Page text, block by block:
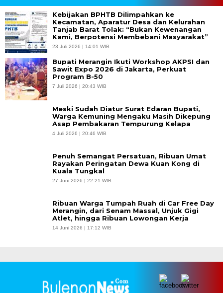
Kebijakan BPHTB Dilimpahkan ke
Kecamatan, Aparatur Desa dan Kelurahan
Tanjab Barat Tolak: “Bukan Kewenangan
Kami, Berpotensi Membebani Masyarakat”
23 Juli 2026 | 14:01 WIB
Bupati Merangin Ikuti Workshop AKPSI dan
Sawit Expo 2026 di Jakarta, Perkuat
Program B-50
7 Juli 2026 | 20:43 WIB
Meski Sudah Diatur Surat Edaran Bupati,
Warga Kemuning Mengaku Masih Dikepung
Asap Pembakaran Tempurung Kelapa
4 Juli 2026 | 20:46 WIB
Penuh Semangat Persatuan, Ribuan Umat
Rayakan Peringatan Dewa Kuan Kong di
Kuala Tungkal
27 Juni 2026 | 22:21 WIB
Ribuan Warga Tumpah Ruah di Car Free Day
Merangin, dari Senam Massal, Unjuk Gigi
Atlet, hingga Ribuan Lowongan Kerja
14 Juni 2026 | 17:12 WIB